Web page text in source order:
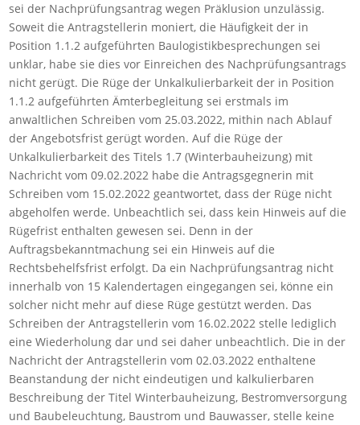
sei der Nachprüfungsantrag wegen Präklusion unzulässig.
Soweit die Antragstellerin moniert, die Häufigkeit der in
Position 1.1.2 aufgeführten Baulogistikbesprechungen sei
unklar, habe sie dies vor Einreichen des Nachprüfungsantrags
nicht gerügt. Die Rüge der Unkalkulierbarkeit der in Position
1.1.2 aufgeführten Ämterbegleitung sei erstmals im
anwaltlichen Schreiben vom 25.03.2022, mithin nach Ablauf
der Angebotsfrist gerügt worden. Auf die Rüge der
Unkalkulierbarkeit des Titels 1.7 (Winterbauheizung) mit
Nachricht vom 09.02.2022 habe die Antragsgegnerin mit
Schreiben vom 15.02.2022 geantwortet, dass der Rüge nicht
abgeholfen werde. Unbeachtlich sei, dass kein Hinweis auf die
Rügefrist enthalten gewesen sei. Denn in der
Auftragsbekanntmachung sei ein Hinweis auf die
Rechtsbehelfsfrist erfolgt. Da ein Nachprüfungsantrag nicht
innerhalb von 15 Kalendertagen eingegangen sei, könne ein
solcher nicht mehr auf diese Rüge gestützt werden. Das
Schreiben der Antragstellerin vom 16.02.2022 stelle lediglich
eine Wiederholung dar und sei daher unbeachtlich. Die in der
Nachricht der Antragstellerin vom 02.03.2022 enthaltene
Beanstandung der nicht eindeutigen und kalkulierbaren
Beschreibung der Titel Winterbauheizung, Bestromversorgung
und Baubeleuchtung, Baustrom und Bauwasser, stelle keine